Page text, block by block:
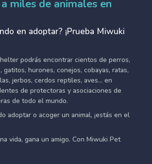
miles de animales en
en adoptar? ¡Prueba Miwuki
podrás encontrar cientos de perros,
gatitos, hurones, conejos, cobayas, ratas,
jerbos, cerdos reptiles, aves... en
de protectoras y asociaciones de
de todo el mundo.
adoptar o acoger un animal, ¡estás en el
vida, gana un amigo. Con Miwuki Pet